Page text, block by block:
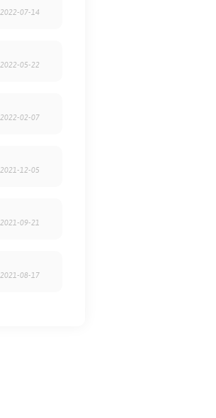
2022-07-14
2022-05-22
2022-02-07
2021-12-05
2021-09-21
2021-08-17